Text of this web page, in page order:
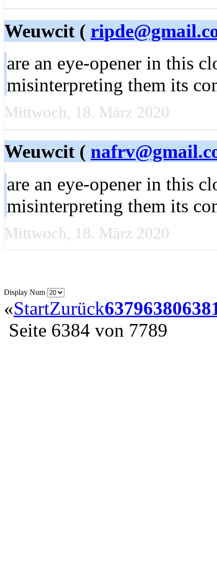
Weuwcit (
are an eye-opener in this
misinterpreting them its
Mittwoch, 18. März 2020
Weuwcit (
are an eye-opener in this
misinterpreting them its
Mittwoch, 18. März 2020
Display Num
«StartZurück63796380
Seite 6384 von 7789